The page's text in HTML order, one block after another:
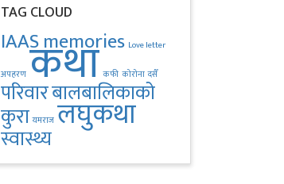
TAG CLOUD
IAAS memories Love letter
अपहरण कथा कफी कोरोना दसैँ
परिवारबालबालिकाको
कुरा यमराज लघुकथा
स्वास्थ्य